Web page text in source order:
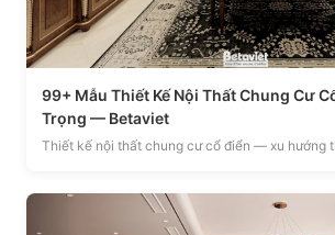
99+ Mẫu Thiết Kế Nội Thất Chung Cư
Trọng — Betaviet
Thiết kế nội thất chung cư cổ điển — xu hướng